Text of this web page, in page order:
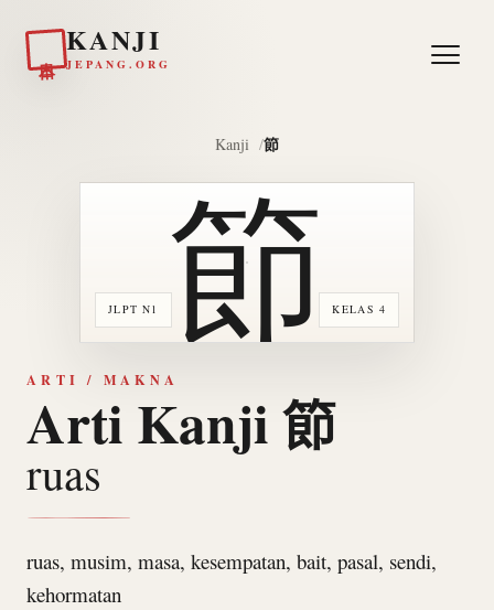
KANJI
JEPANG.ORG
Kanji 節
JLPT N1 KELAS 4
節
ARTI / MAKNA
Arti Kanji 節
ruas
ruas, musim, masa, kesempatan, bait, pasal, sendi,
kehormatan